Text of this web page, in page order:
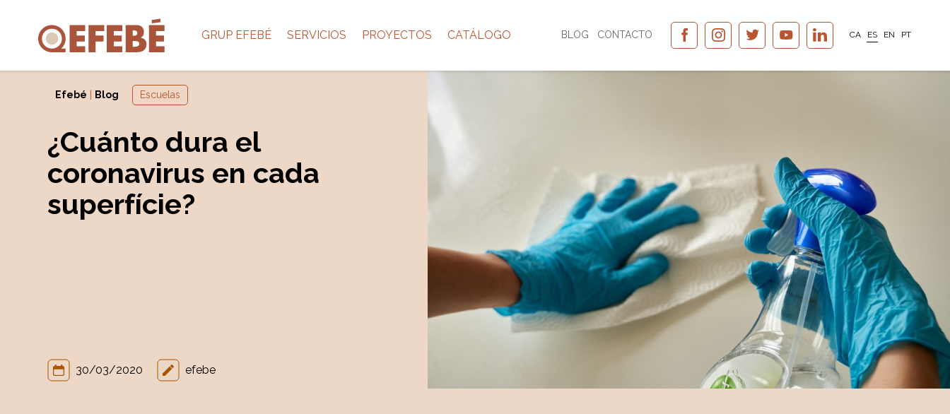
GRUP EFEBÉ SERVICIOS PROYECTOS CATÁLOGO BLOG CONTACTO CA ES EN PT
Efebé Blog Escuelas
¿Cuánto dura el
coronavirus en cada
superfície?
30/03/2020 efebe